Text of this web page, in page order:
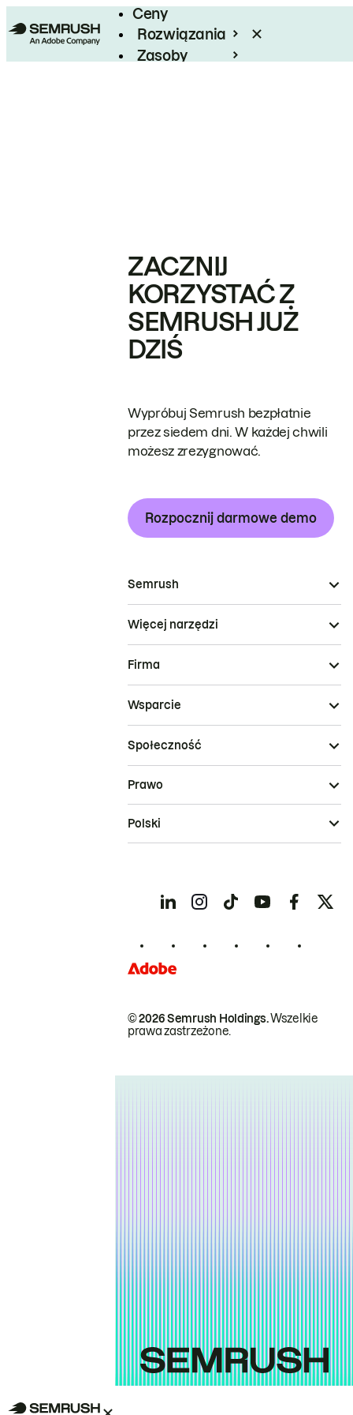
Ceny
Rozwiązania
Zasoby
ZACZNIJ
KORZYSTAĆ Z
SEMRUSH JUŻ
DZIŚ
Wypróbuj Semrush bezpłatnie
przez siedem dni. W każdej chwili
możesz zrezygnować.
Rozpocznij darmowe demo
Semrush
Więcej narzędzi
Firma
Wsparcie
Społeczność
© 2026 Semrush Holdings.Wszelkie
prawa zastrzeżone.
Prawo
Polski